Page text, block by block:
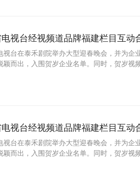
电视台经视频道品牌福建栏目互动
视台在泰禾剧院举办大型迎春晚会，并为企
颖而出，入围贺岁企业名单。同时，贺岁视
电视台经视频道品牌福建栏目互动
视台在泰禾剧院举办大型迎春晚会，并为企
颖而出，入围贺岁企业名单。同时，贺岁视